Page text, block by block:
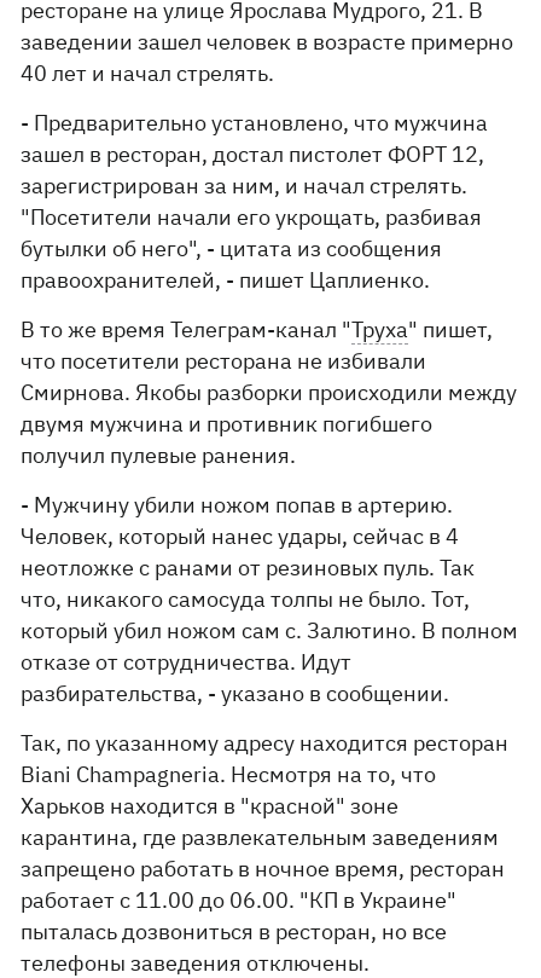
ресторане на улице Ярослава Мудрого, 21. В
заведении зашел человек в возрасте примерно
40 лет и начал стрелять.
- Предварительно установлено, что мужчина
зашел в ресторан, достал пистолет ФОРТ 12,
зарегистрирован за ним, и начал стрелять.
"Посетители начали его укрощать, разбивая
бутылки об него", - цитата из сообщения
правоохранителей, - пишет Цаплиенко.
В то же время Телеграм-канал "Труха" пишет,
что посетители ресторана не избивали
Смирнова. Якобы разборки происходили между
двумя мужчина и противник погибшего
получил пулевые ранения.
- Мужчину убили ножом попав в артерию.
Человек, который нанес удары, сейчас в 4
неотложке с ранами от резиновых пуль. Так
что, никакого самосуда толпы не было. Тот,
который убил ножом сам с. Залютино. В полном
отказе от сотрудничества. Идут
разбирательства, - указано в сообщении.
Так, по указанному адресу находится ресторан
Biani Champagneria. Несмотря на то, что
Харьков находится в "красной" зоне
карантина, где развлекательным заведениям
запрещено работать в ночное время, ресторан
работает с 11.00 до 06.00. "КП в Украине"
пыталась дозвониться в ресторан, но все
телефоны заведения отключены.